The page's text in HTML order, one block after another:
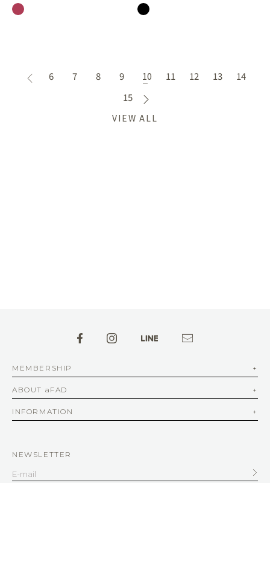
6 7 8 9 10 11 12 13
14
15
VIEW ALL
MEMBERSHIP
ABOUT aFAD
INFORMATION
NEWSLETTER